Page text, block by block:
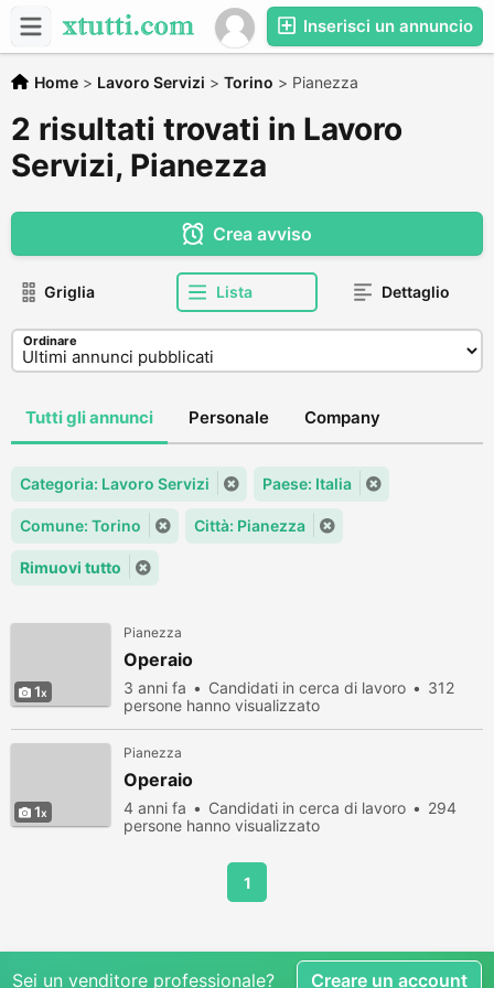
Inserisci un annuncio
Home > Lavoro Servizi > Torino > Pianezza
2 risultati trovati in Lavoro
Servizi, Pianezza
Crea avviso
Griglia Lista Dettaglio
Ordinare
Tutti gli annunci Personale Company
Categoria: Lavoro Servizi Paese: Italia
Comune: Torino Città: Pianezza
Rimuovi tutto
1
Pianezza
Operaio
3 anni fa Candidati in cerca di lavoro
312
persone hanno visualizzato
1
Pianezza
Operaio
4 anni fa Candidati in cerca di lavoro
294
persone hanno visualizzato
1
Sei un venditore professionale? Creare un account